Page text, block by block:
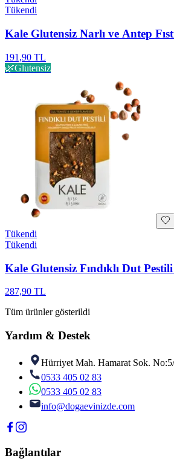
Tükendi
Kale Glutensiz Narlı ve Antep
191,90 TL
🌿Glutensiz
Tükendi
Tükendi
Kale Glutensiz Fındıklı Dut
287,90 TL
Tüm ürünler gösterildi
Yardım & Destek
Hürriyet Mah. Hamarat Sok.
0533 405 02 83
0533 405 02 83
info@dogaevinizde.com
Bağlantılar